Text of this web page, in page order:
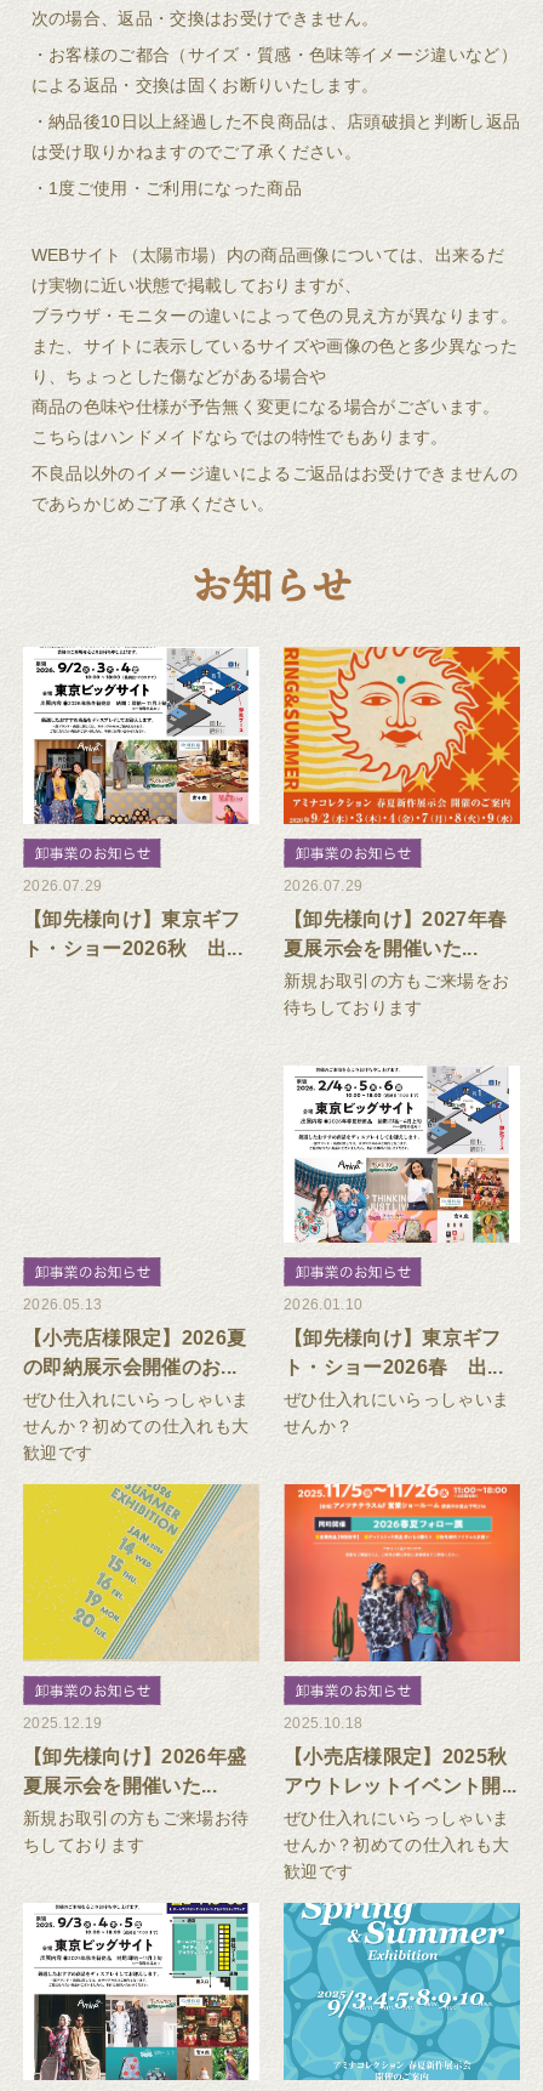
次の場合、返品・交換はお受けできません。
・お客様のご都合（サイズ・質感・色味等イメージ違いなど）
による返品・交換は固くお断りいたします。
・納品後10日以上経過した不良商品は、店頭破損と判断し返品
は受け取りかねますのでご了承ください。
・1度ご使用・ご利用になった商品
WEBサイト（太陽市場）内の商品画像については、出来るだ
け実物に近い状態で掲載しておりますが、
ブラウザ・モニターの違いによって色の見え方が異なります。
また、サイトに表示しているサイズや画像の色と多少異なった
り、ちょっとした傷などがある場合や
商品の色味や仕様が予告無く変更になる場合がございます。
こちらはハンドメイドならではの特性でもあります。
不良品以外のイメージ違いによるご返品はお受けできませんの
であらかじめご了承ください。
お知らせ
2026.07.29
【卸先様向け】東京ギフ
ト・ショー2026秋 出...
2026.07.29
【卸先様向け】2027年春
夏展示会を開催いた...
新規お取引の方もご来場をお
待ちしております
2026.05.13
【小売店様限定】2026夏
の即納展示会開催のお...
ぜひ仕入れにいらっしゃいま
せんか？初めての仕入れも大
歓迎です
2026.01.10
【卸先様向け】東京ギフ
ト・ショー2026春 出...
ぜひ仕入れにいらっしゃいま
せんか？
2025.12.19
【卸先様向け】2026年盛
夏展示会を開催いた...
新規お取引の方もご来場お待
ちしております
2025.10.18
【小売店様限定】2025秋
アウトレットイベント開...
ぜひ仕入れにいらっしゃいま
せんか？初めての仕入れも大
歓迎です